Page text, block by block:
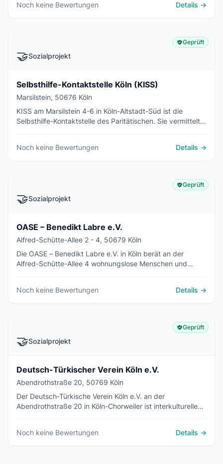
Noch keine Bewertungen Details →
🤝Sozialprojekt
Geprüft
Selbsthilfe-Kontaktstelle Köln (KISS)
Marsilstein, 50676 Köln
KISS am Marsilstein 4-6 in Köln-Altstadt-Süd ist die
Selbsthilfe-Kontaktstelle des Paritätischen. Sie vermittelt
Noch keine Bewertungen Details →
🤝Sozialprojekt
Geprüft
OASE – Benedikt Labre e.V.
Alfred-Schütte-Allee 2 - 4, 50679 Köln
Die OASE – Benedikt Labre e.V. in Köln berät an der
Alfred-Schütte-Allee 4 wohnungslose Menschen und
Noch keine Bewertungen Details →
🤝Sozialprojekt
Geprüft
Deutsch-Türkischer Verein Köln e.V.
Abendrothstraße 20, 50769 Köln
Der Deutsch-Türkische Verein Köln e.V. an der
Abendrothstraße 20 in Köln-Chorweiler ist interkulturelles
Frauengruppen.
Noch keine Bewertungen Details →